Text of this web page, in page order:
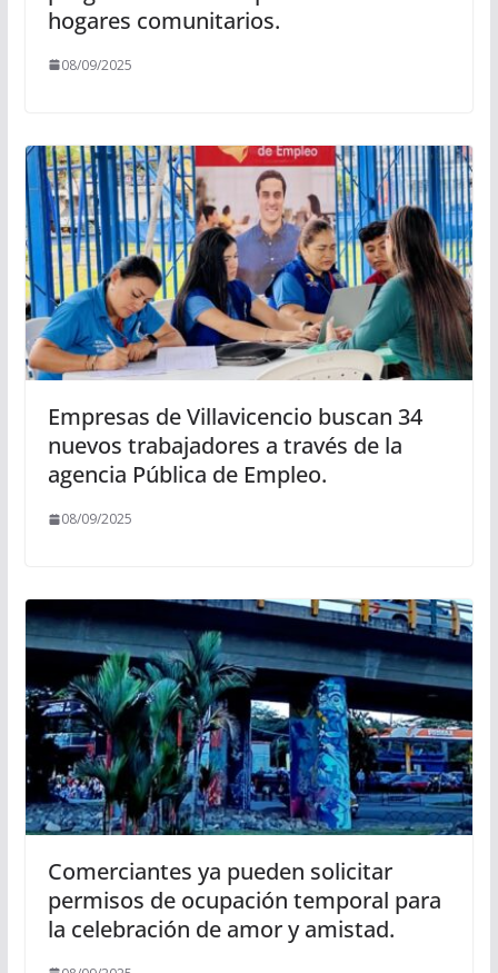
hogares comunitarios.
08/09/2025
Empresas de Villavicencio buscan 34
nuevos trabajadores a través de la
agencia Pública de Empleo.
08/09/2025
Comerciantes ya pueden solicitar
permisos de ocupación temporal para
la celebración de amor y amistad.